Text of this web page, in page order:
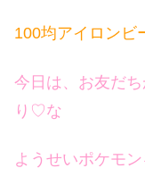
100均アイロンビ
今日は、お友だ
り♡な
ようせいポケモン